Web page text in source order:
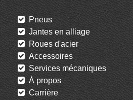
Pneus
Jantes en alliage
Roues d'acier
Accessoires
Services mécaniques
À propos
Carrière